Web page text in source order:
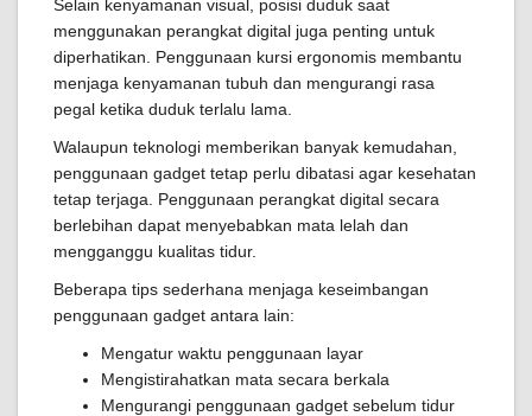
Selain kenyamanan visual, posisi duduk saat
menggunakan perangkat digital juga penting untuk
diperhatikan. Penggunaan kursi ergonomis membantu
menjaga kenyamanan tubuh dan mengurangi rasa
pegal ketika duduk terlalu lama.
Walaupun teknologi memberikan banyak kemudahan,
penggunaan gadget tetap perlu dibatasi agar kesehatan
tetap terjaga. Penggunaan perangkat digital secara
berlebihan dapat menyebabkan mata lelah dan
mengganggu kualitas tidur.
Beberapa tips sederhana menjaga keseimbangan
penggunaan gadget antara lain:
Mengatur waktu penggunaan layar
Mengistirahatkan mata secara berkala
Mengurangi penggunaan gadget sebelum tidur